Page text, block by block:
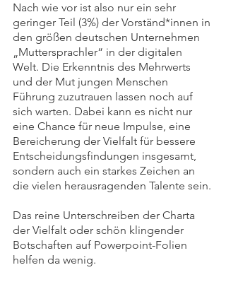
Nach wie vor ist also nur ein sehr
geringer Teil (3%) der Vorständ*innen in
den größen deutschen Unternehmen
„Muttersprachler“ in der digitalen
Welt. Die Erkenntnis des Mehrwerts
und der Mut jungen Menschen
Führung zuzutrauen lassen noch auf
sich warten. Dabei kann es nicht nur
eine Chance für neue Impulse, eine
Bereicherung der Vielfalt für bessere
Entscheidungsfindungen insgesamt,
sondern auch ein starkes Zeichen an
die vielen herausragenden Talente sein.
Das reine Unterschreiben der Charta
der Vielfalt oder schön klingender
Botschaften auf Powerpoint-Folien
helfen da wenig.